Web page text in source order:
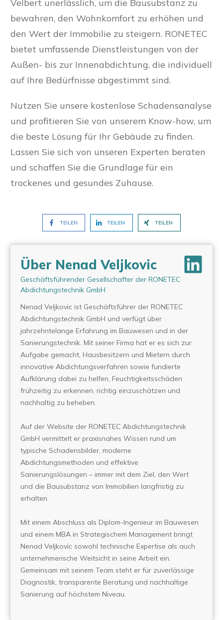
Velbert unerlässlich, um die Bausubstanz zu
bewahren, den Wohnkomfort zu erhöhen und
den Wert der Immobilie zu steigern. RONETEC
bietet umfassende Dienstleistungen von der
Außen- bis zur Innenabdichtung, die individuell
auf Ihre Bedürfnisse abgestimmt sind.
Nutzen Sie unsere kostenlose Schadensanalyse
und profitieren Sie von unserem Know-how, um
die beste Lösung für Ihr Gebäude zu finden.
Lassen Sie sich von unseren Experten beraten
und schaffen Sie die Grundlage für ein
trockenes und gesundes Zuhause.
TEILEN TEILEN TEILEN
Über Nenad Veljkovic
Geschäftsführender Gesellschafter der RONETEC
Abdichtungstechnik GmbH
Nenad Veljkovic ist Geschäftsführer der RONETEC
Abdichtungstechnik GmbH und verfügt über
jahrzehntelange Erfahrung im Bauwesen und in der
Sanierungstechnik. Mit seiner Firma hat er es sich zur
Aufgabe gemacht, Hausbesitzern und Mietern durch
innovative Abdichtungsverfahren sowie fundierte
Aufklärung dabei zu helfen, Feuchtigkeitsschäden
frühzeitig zu erkennen, richtig einzuschätzen und
nachhaltig zu beheben.
Auf der Website der RONETEC Abdichtungstechnik
GmbH vermittelt er praxisnahes Wissen rund um
typische Schadensbilder, moderne
Abdichtungsmethoden und effektive
Sanierungslösungen – immer mit dem Ziel, den Wert
und die Bausubstanz von Immobilien langfristig zu
erhalten.
Mit einem Abschluss als Diplom-Ingenieur im Bauwesen
und einem MBA in Strategischem Management bringt
Nenad Veljkovic sowohl technische Expertise als auch
unternehmerische Weitsicht in seine Arbeit ein.
Gemeinsam mit seinem Team steht er für zuverlässige
Diagnostik, transparente Beratung und nachhaltige
Sanierung auf höchstem Niveau.